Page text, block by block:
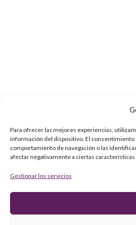
Para ofrecer las mejores experiencias,
información del dispositivo. El
comportamiento de navegación o las
afectar negativamente a ciertas
Gestionar los servicios